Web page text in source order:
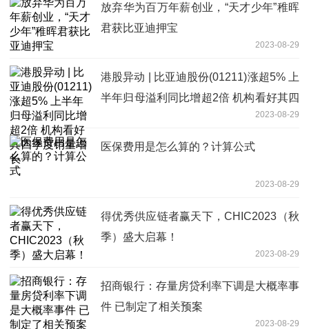
放弃华为百万年薪创业，“天才少年”稚晖
君获比亚迪押宝
2023-08-29
港股异动 | 比亚迪股份(01211)涨超5% 上
半年归母溢利同比增超2倍 机构看好其四
2023-08-29
医保费用是怎么算的？计算公式
2023-08-29
得优秀供应链者赢天下，CHIC2023（秋
季）盛大启幕！
2023-08-29
招商银行：存量房贷利率下调是大概率事
件 已制定了相关预案
2023-08-29